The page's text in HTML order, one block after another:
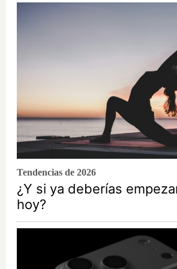
Tendencias de 2026
¿Y si ya deberías
hoy?